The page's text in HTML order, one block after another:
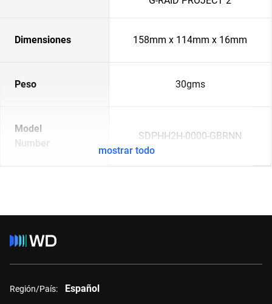
Dimensiones 158mm x 114mm x 16mm
Peso 30gms
Model
Number
SDPHH2H-0000-GBRNN
mostrar todo
Región/País: Español